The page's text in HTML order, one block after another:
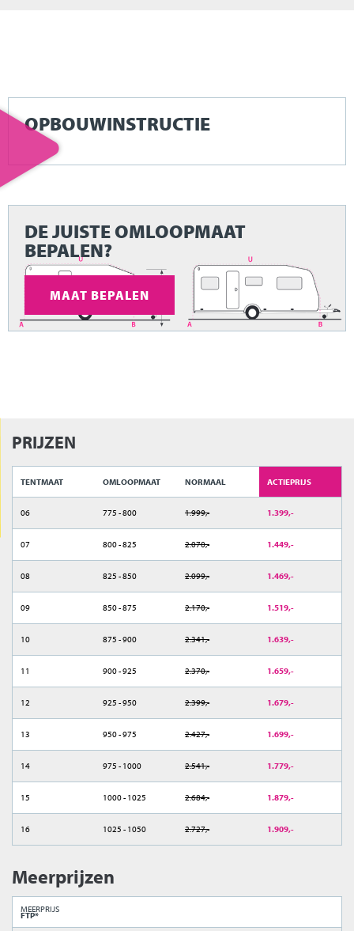
OPBOUWINSTRUCTIE
DE JUISTE OMLOOPMAAT
BEPALEN?
MAAT BEPALEN
PRIJZEN
TENTMAAT OMLOOPMAAT NORMAAL ACTIEPRIJS
06 775 - 800 1.999,- 1.399,-
07 800 - 825 2.070,- 1.449,-
08 825 - 850 2.099,- 1.469,-
09 850 - 875 2.170,- 1.519,-
10 875 - 900 2.341,- 1.639,-
11 900 - 925 2.370,- 1.659,-
12 925 - 950 2.399,- 1.679,-
13 950 - 975 2.427,- 1.699,-
14 975 - 1000 2.541,- 1.779,-
15 1000 - 1025 2.684,- 1.879,-
16 1025 - 1050 2.727,- 1.909,-
Meerprijzen
FTP*
MEERPRIJS